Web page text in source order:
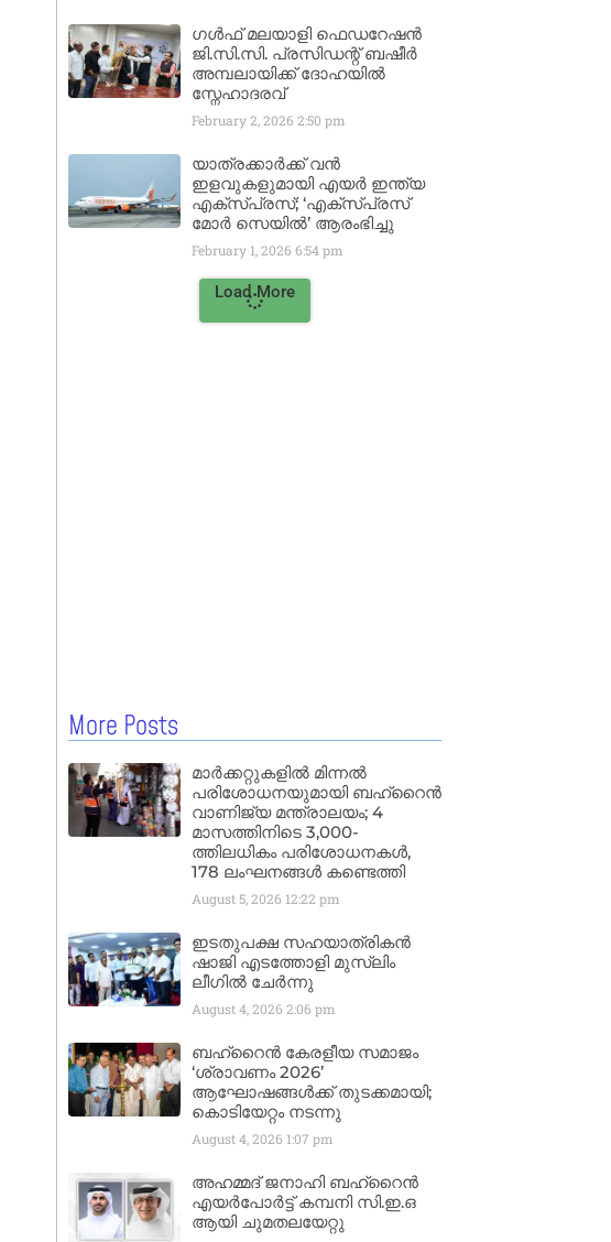
ഗൾഫ് മലയാളി ഫെഡറേഷൻ
ജി.സി.സി. പ്രസിഡന്റ് ബഷീർ
അമ്പലായിക്ക് ദോഹയിൽ
സ്നേഹാദരവ്
February 2, 2026 2:50 pm
യാത്രക്കാർക്ക് വൻ
ഇളവുകളുമായി എയർ ഇന്ത്യ
എക്സ്പ്രസ്; ‘എക്സ്പ്രസ്
മോർ സെയിൽ’ ആരംഭിച്ചു
February 1, 2026 6:54 pm
Load More
More Posts
മാർക്കറ്റുകളിൽ മിന്നൽ
പരിശോധനയുമായി ബഹ്‌റൈൻ
വാണിജ്യ മന്ത്രാലയം; 4
മാസത്തിനിടെ 3,000-
ത്തിലധികം പരിശോധനകൾ,
178 ലംഘനങ്ങൾ കണ്ടെത്തി
August 5, 2026 12:22 pm
ഇടതുപക്ഷ സഹയാത്രികൻ
ഷാജി എടത്തോളി മുസ്‌ലിം
ലീഗിൽ ചേർന്നു
August 4, 2026 2:06 pm
ബഹ്‌റൈൻ കേരളീയ സമാജം
‘ശ്രാവണം 2026’
ആഘോഷങ്ങൾക്ക് തുടക്കമായി;
കൊടിയേറ്റം നടന്നു
August 4, 2026 1:07 pm
അഹമ്മദ് ജനാഹി ബഹ്‌റൈൻ
എയർപോർട്ട് കമ്പനി സി.ഇ.ഒ
ആയി ചുമതലയേറ്റു